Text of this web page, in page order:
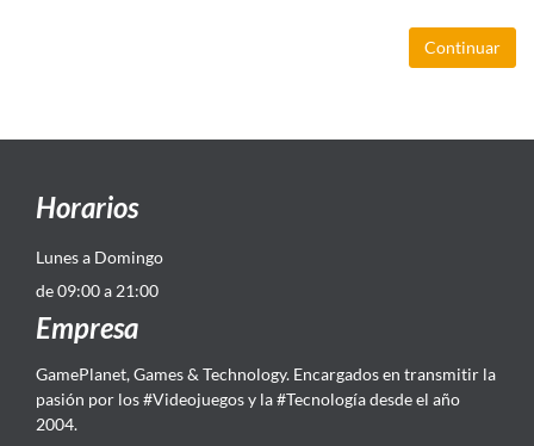
Continuar
Horarios
Lunes a Domingo
de 09:00 a 21:00
Empresa
GamePlanet, Games & Technology. Encargados en transmitir la
pasión por los #Videojuegos y la #Tecnología desde el año
2004.